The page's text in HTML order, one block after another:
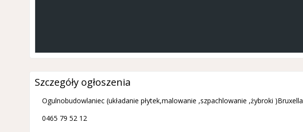
Szczegóły ogłoszenia
Ogulnobudowlaniec (układanie płytek,malowanie ,szpachlowanie ,żybroki )Bruxella
0465 79 52 12